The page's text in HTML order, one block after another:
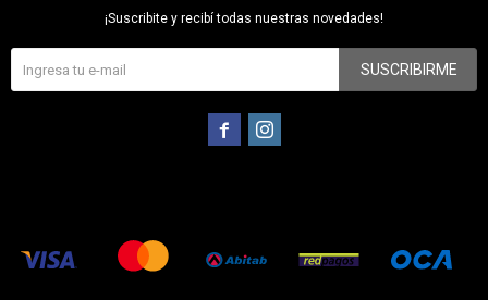
¡Suscribite y recibí todas nuestras novedades!
SUSCRIBIRME
 